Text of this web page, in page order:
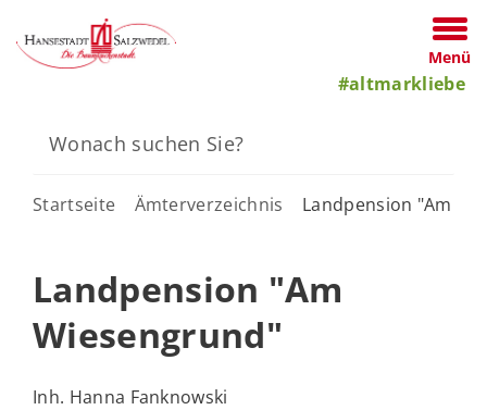
Menü
#altmarkliebe
Startseite Ämterverzeichnis Landpension "Am
Landpension "Am
Wiesengrund"
Inh. Hanna Fanknowski